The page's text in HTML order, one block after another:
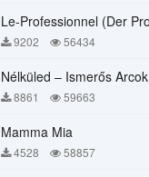
9202 56434
Nélküled – Ismerős Arcok
8861 59663
Mamma Mia
4528 58857